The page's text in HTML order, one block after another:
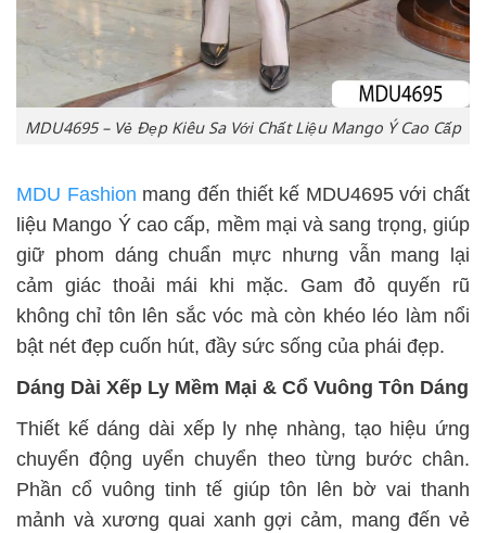
MDU4695 – Vẻ Đẹp Kiêu Sa Với Chất Liệu Mango Ý Cao Cấp
MDU Fashion mang đến thiết kế MDU4695 với chất
liệu Mango Ý cao cấp, mềm mại và sang trọng, giúp
giữ phom dáng chuẩn mực nhưng vẫn mang lại
cảm giác thoải mái khi mặc. Gam đỏ quyến rũ
không chỉ tôn lên sắc vóc mà còn khéo léo làm nổi
bật nét đẹp cuốn hút, đầy sức sống của phái đẹp.
Dáng Dài Xếp Ly Mềm Mại & Cổ Vuông Tôn Dáng
Thiết kế dáng dài xếp ly nhẹ nhàng, tạo hiệu ứng
chuyển động uyển chuyển theo từng bước chân.
Phần cổ vuông tinh tế giúp tôn lên bờ vai thanh
mảnh và xương quai xanh gợi cảm, mang đến vẻ